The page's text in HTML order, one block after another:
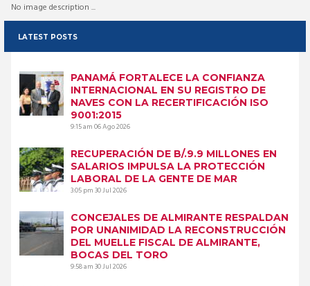
No image description ...
LATEST POSTS
PANAMÁ FORTALECE LA CONFIANZA
INTERNACIONAL EN SU REGISTRO DE
NAVES CON LA RECERTIFICACIÓN ISO
9001:2015
9:15 am06 Ago 2026
RECUPERACIÓN DE B/.9.9 MILLONES EN
SALARIOS IMPULSA LA PROTECCIÓN
LABORAL DE LA GENTE DE MAR
3:05 pm30 Jul 2026
CONCEJALES DE ALMIRANTE RESPALDAN
POR UNANIMIDAD LA RECONSTRUCCIÓN
DEL MUELLE FISCAL DE ALMIRANTE,
BOCAS DEL TORO
9:58 am30 Jul 2026